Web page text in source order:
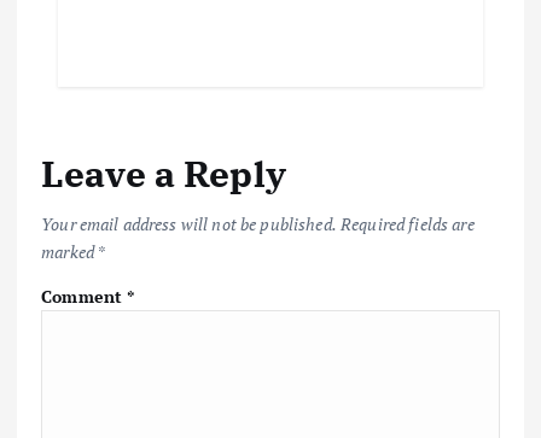
Leave a Reply
Your email address will not be published. Required fields are
marked*
Comment*